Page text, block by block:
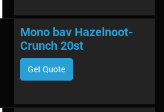
Mono bav Hazelnoot-
Crunch 20st
Get Quote